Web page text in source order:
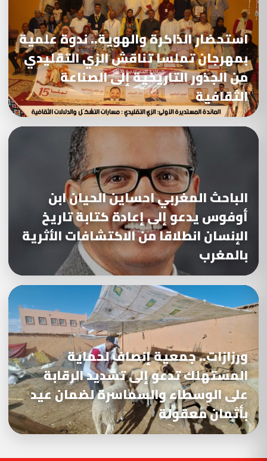
استحضار الذاكرة والهوية.. ندوة علمية
بمهرجان تملسا تناقش الزي التقليدي
من الجذور التاريخية إلى الصناعة
الثقافية
الباحث المغربي احساين الحيان ابن
أوفوس يدعو إلى إعادة كتابة تاريخ
الإنسان انطلاقا من الاكتشافات الأثرية
بالمغرب
ورزازات.. جمعية إنصاف لحماية
المستهلك تدعو إلى تشديد الرقابة
على الوسطاء والسماسرة لضمان عيد
بأثمان معقولة